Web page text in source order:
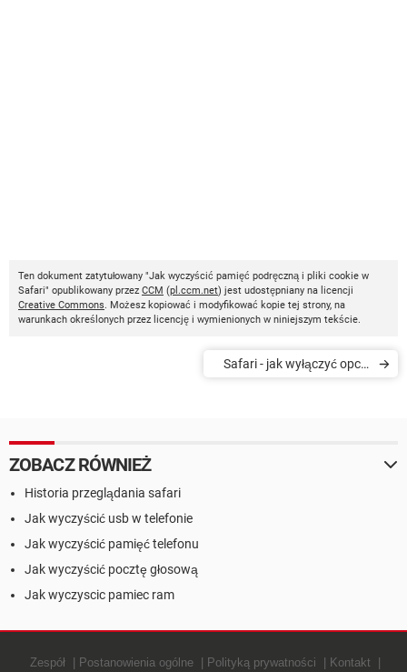
Ten dokument zatytułowany "Jak wyczyścić pamięć podręczną i pliki cookie w
Safari" opublikowany przez CCM (pl.ccm.net) jest udostępniany na licencji
Creative Commons. Możesz kopiować i modyfikować kopie tej strony, na
warunkach określonych przez licencję i wymienionych w niniejszym tekście.
Safari - jak wyłączyć opcję
ZOBACZ RÓWNIEŻ
Historia przeglądania safari
Jak wyczyścić usb w telefonie
Jak wyczyścić pamięć telefonu
Jak wyczyścić pocztę głosową
Jak wyczyscic pamiec ram
Zespół Postanowienia ogólne Polityką prywatności Kontakt